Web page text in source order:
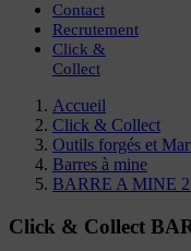
Contact
Recrutement
Click &
Collect
Accueil
Click & Collect
Outils forgés et
Barres à mine
BARRE A MINE
Click & Collect